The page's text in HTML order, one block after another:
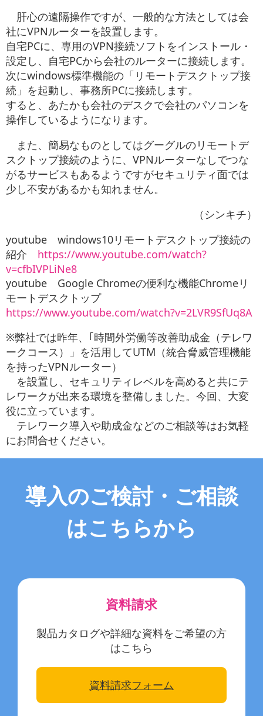
肝心の遠隔操作ですが、一般的な方法としては会
社にVPNルーターを設置します。
自宅PCに、専用のVPN接続ソフトをインストール・
設定し、自宅PCから会社のルーターに接続します。
次にwindows標準機能の「リモートデスクトップ接
続」を起動し、事務所PCに接続します。
すると、あたかも会社のデスクで会社のパソコンを
操作しているようになります。
また、簡易なものとしてはグーグルのリモートデ
スクトップ接続のように、VPNルーターなしでつな
がるサービスもあるようですがセキュリティ面では
少し不安があるかも知れません。
（シンキチ）
youtube windows10リモートデスクトップ接続の
紹介 https://www.youtube.com/watch?
v=cfbIVPLiNe8
youtube Google Chromeの便利な機能Chromeリ
モートデスクトップ
https://www.youtube.com/watch?v=2LVR9SfUq8A
※弊社では昨年、｢時間外労働等改善助成金（テレワ
ークコース）」を活用してUTM（統合脅威管理機能
を持ったVPNルーター）
を設置し、セキュリティレベルを高めると共にテ
レワークが出来る環境を整備しました。今回、大変
役に立っています。
テレワーク導入や助成金などのご相談等はお気軽
にお問合せください。
導入のご検討・ご相談
はこちらから
資料請求
製品カタログや詳細な資料をご希望の方
はこちら
資料請求フォーム